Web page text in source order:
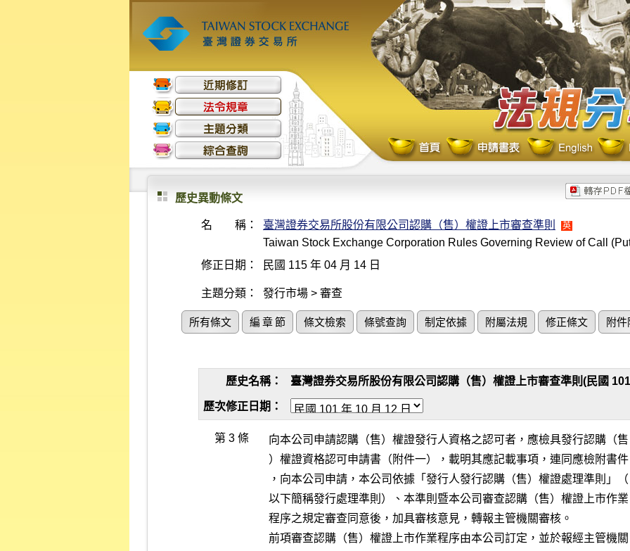
歷史異動條文
名 稱： 臺灣證券交易所股份有限公司認購（售）權證上市審查準則 英
Taiwan Stock Exchange Corporation Rules Governing Review of Call
修正日期：
民國 115 年 04 月 14 日
主題分類： 發行市場 > 審查
所有條文 編 章 節 條文檢索 條號查詢 制定依據 附屬法規 修正條文 附件
歷史名稱： 臺灣證券交易所股份有限公司認購（售）權證上市審查準則(民國
歷次修正日期：
第 3 條
向本公司申請認購（售）權證發行人資格之認可者，應檢具發行認購（售
）權證資格認可申請書（附件一），載明其應記載事項，連同應檢附書件
，向本公司申請，本公司依據「發行人發行認購（售）權證處理準則」（
以下簡稱發行處理準則）、本準則暨本公司審查認購（售）權證上市作業
程序之規定審查同意後，加具審核意見，轉報主管機關審核。
前項審查認購（售）權證上市作業程序由本公司訂定，並於報經主管機關